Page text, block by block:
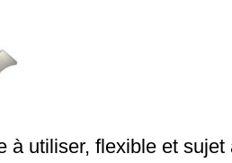
à utiliser, flexible et sujet